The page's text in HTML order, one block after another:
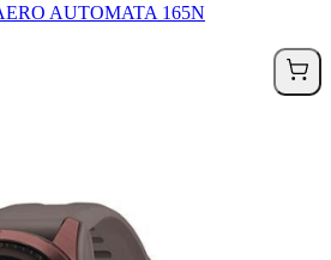
AUTOMATA 165N